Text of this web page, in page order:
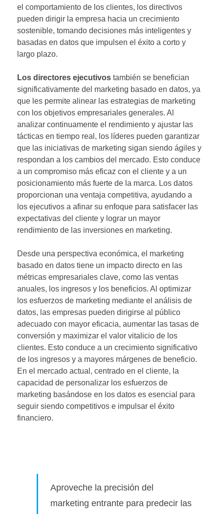
el comportamiento de los clientes, los directivos
pueden dirigir la empresa hacia un crecimiento
sostenible, tomando decisiones más inteligentes y
basadas en datos que impulsen el éxito a corto y
largo plazo.
Los directores ejecutivos también se benefician
significativamente del marketing basado en datos, ya
que les permite alinear las estrategias de marketing
con los objetivos empresariales generales. Al
analizar continuamente el rendimiento y ajustar las
tácticas en tiempo real, los líderes pueden garantizar
que las iniciativas de marketing sigan siendo ágiles y
respondan a los cambios del mercado. Esto conduce
a un compromiso más eficaz con el cliente y a un
posicionamiento más fuerte de la marca. Los datos
proporcionan una ventaja competitiva, ayudando a
los ejecutivos a afinar su enfoque para satisfacer las
expectativas del cliente y lograr un mayor
rendimiento de las inversiones en marketing.
Desde una perspectiva económica, el marketing
basado en datos tiene un impacto directo en las
métricas empresariales clave, como las ventas
anuales, los ingresos y los beneficios. Al optimizar
los esfuerzos de marketing mediante el análisis de
datos, las empresas pueden dirigirse al público
adecuado con mayor eficacia, aumentar las tasas de
conversión y maximizar el valor vitalicio de los
clientes. Esto conduce a un crecimiento significativo
de los ingresos y a mayores márgenes de beneficio.
En el mercado actual, centrado en el cliente, la
capacidad de personalizar los esfuerzos de
marketing basándose en los datos es esencial para
seguir siendo competitivos e impulsar el éxito
financiero.
Aproveche la precisión del
marketing entrante para predecir las